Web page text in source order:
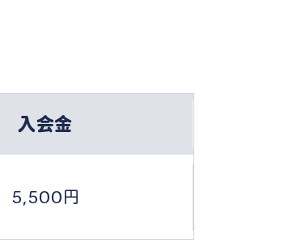
入会金
5,500円